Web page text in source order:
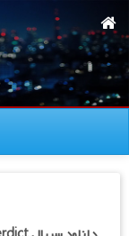
به
محتوای
اصلی